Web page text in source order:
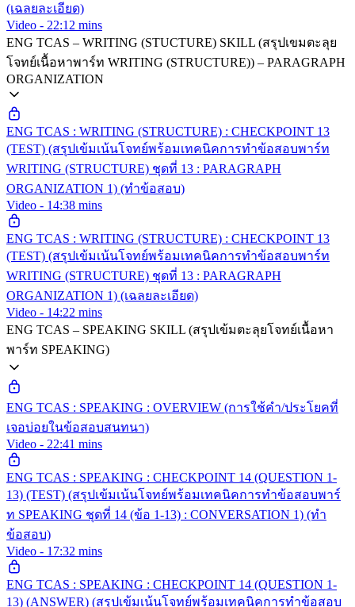
(เฉลยละเอียด)
Video - 22:12 mins
ENG TCAS – WRITING (STUCTURE) SKILL (สรุปเขมตะลุย
โจทย์เนื้อหาพาร์ท WRITING (STRUCTURE)) – PARAGRAPH
ORGANIZATION
ENG TCAS : WRITING (STRUCTURE) : CHECKPOINT 13
(TEST) (สรุปเข้มเน้นโจทย์พร้อมเทคนิคการทำข้อสอบพาร์ท
WRITING (STRUCTURE) ชุดที่ 13 : PARAGRAPH
ORGANIZATION 1) (ทำข้อสอบ)
Video - 14:38 mins
ENG TCAS : WRITING (STRUCTURE) : CHECKPOINT 13
(TEST) (สรุปเข้มเน้นโจทย์พร้อมเทคนิคการทำข้อสอบพาร์ท
WRITING (STRUCTURE) ชุดที่ 13 : PARAGRAPH
ORGANIZATION 1) (เฉลยละเอียด)
Video - 14:22 mins
ENG TCAS – SPEAKING SKILL (สรุปเข้มตะลุยโจทย์เนื้อหา
พาร์ท SPEAKING)
ENG TCAS : SPEAKING : OVERVIEW (การใช้คำ/ประโยคที่
เจอบ่อยในข้อสอบสนทนา)
Video - 22:41 mins
ENG TCAS : SPEAKING : CHECKPOINT 14 (QUESTION 1-
13) (TEST) (สรุปเข้มเน้นโจทย์พร้อมเทคนิคการทำข้อสอบพาร์
ท SPEAKING ชุดที่ 14 (ข้อ 1-13) : CONVERSATION 1) (ทำ
ข้อสอบ)
Video - 17:32 mins
ENG TCAS : SPEAKING : CHECKPOINT 14 (QUESTION 1-
13) (ANSWER) (สรุปเข้มเน้นโจทย์พร้อมเทคนิคการทำข้อสอบ